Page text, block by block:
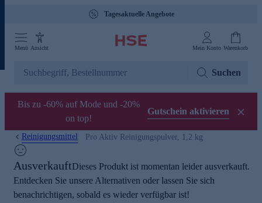
Tagesaktuelle Angebote
Menü Ansicht Mein Konto Warenkorb
Suchen
Bis zu -60% auf Mode und -20%
on top!
Gutschein aktivieren
Reinigungsmittel Pro Aktiv Reinigungspulver, 1,2 kg
AusverkauftDieses Produkt ist momentan leider ausverkauft.
Entdecken Sie unsere Alternativen oder lassen Sie sich
benachrichtigen, sobald es wieder verfügbar ist!